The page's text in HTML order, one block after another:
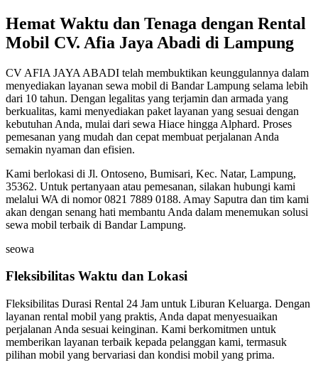
Hemat Waktu dan Tenaga dengan Rental
Mobil CV. Afia Jaya Abadi di Lampung
CV AFIA JAYA ABADI telah membuktikan keunggulannya dalam
menyediakan layanan sewa mobil di Bandar Lampung selama lebih
dari 10 tahun. Dengan legalitas yang terjamin dan armada yang
berkualitas, kami menyediakan paket layanan yang sesuai dengan
kebutuhan Anda, mulai dari sewa Hiace hingga Alphard. Proses
pemesanan yang mudah dan cepat membuat perjalanan Anda
semakin nyaman dan efisien.
Kami berlokasi di Jl. Ontoseno, Bumisari, Kec. Natar, Lampung,
35362. Untuk pertanyaan atau pemesanan, silakan hubungi kami
melalui WA di nomor 0821 7889 0188. Amay Saputra dan tim kami
akan dengan senang hati membantu Anda dalam menemukan solusi
sewa mobil terbaik di Bandar Lampung.
seowa
Fleksibilitas Waktu dan Lokasi
Fleksibilitas Durasi Rental 24 Jam untuk Liburan Keluarga. Dengan
layanan rental mobil yang praktis, Anda dapat menyesuaikan
perjalanan Anda sesuai keinginan. Kami berkomitmen untuk
memberikan layanan terbaik kepada pelanggan kami, termasuk
pilihan mobil yang bervariasi dan kondisi mobil yang prima.